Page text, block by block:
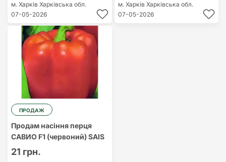
м. Харків Харківська обл.
07-05-2026
м. Харків Харківська обл.
07-05-2026
ПРОДАЖ
Продам насіння перця
САВИО F1 (червоний) SAIS
21 грн.